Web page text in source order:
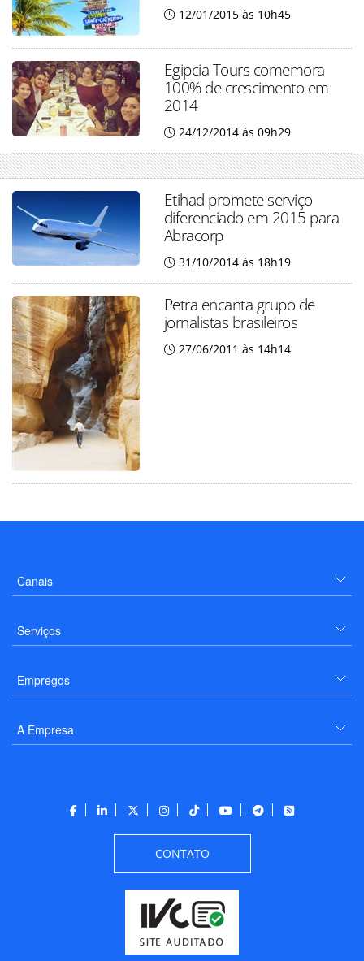
12/01/2015 às 10h45
Egipcia Tours comemora
100% de crescimento em
2014
24/12/2014 às 09h29
Etihad promete serviço
diferenciado em 2015 para
Abracorp
31/10/2014 às 18h19
Petra encanta grupo de
jornalistas brasileiros
27/06/2011 às 14h14
Canais
Serviços
Empregos
A Empresa
CONTATO